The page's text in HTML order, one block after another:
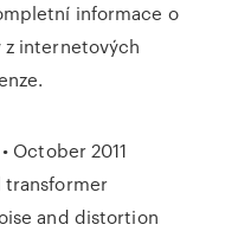
informace o
internetových
October 2011
and distortion